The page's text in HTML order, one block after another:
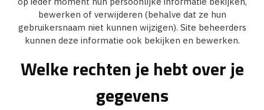
bewerken of verwijderen (behalve dat ze hun
gebruikersnaam niet kunnen wijzigen). Site beheerders
kunnen deze informatie ook bekijken en bewerken.
Welke rechten je hebt over je
gegevens